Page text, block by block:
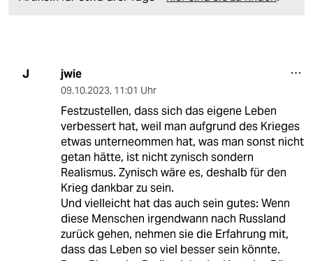
J jwie
09.10.2023, 11:01 Uhr
Festzustellen, dass sich das eigene Leben
verbessert hat, weil man aufgrund des Krieges
etwas unterneommen hat, was man sonst nicht
getan hätte, ist nicht zynisch sondern
Realismus. Zynisch wäre es, deshalb für den
Krieg dankbar zu sein.
Und vielleicht hat das auch sein gutes: Wenn
diese Menschen irgendwann nach Russland
zurück gehen, nehmen sie die Erfahrung mit,
dass das Leben so viel besser sein könnte.